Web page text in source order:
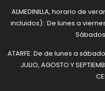
ALMEDINILLA, horario de
incluidos):: De lunes a viernes
Sábados
ATARFE: De de lunes a
JULIO, AGOSTO Y